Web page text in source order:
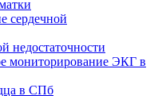
сердечной
недостаточности
мониторирование ЭКГ в
в СПб